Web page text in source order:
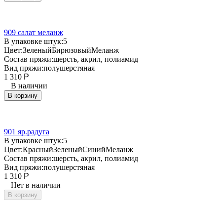
909 салат меланж
В упаковке штук:5
Цвет:ЗеленыйБирюзовыйМеланж
Состав пряжи:шерсть, акрил, полиамид
Вид пряжи:полушерстяная
1 310 Р
В наличии
В корзину
901 яр.радуга
В упаковке штук:5
Цвет:КрасныйЗеленыйСинийМеланж
Состав пряжи:шерсть, акрил, полиамид
Вид пряжи:полушерстяная
1 310 Р
Нет в наличии
В корзину